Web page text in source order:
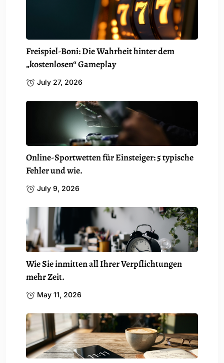
Freispiel-Boni: Die Wahrheit hinter dem
„kostenlosen“ Gameplay
July 27, 2026
Online-Sportwetten für Einsteiger: 5 typische
Fehler und wie.
July 9, 2026
Wie Sie inmitten all Ihrer Verpflichtungen
mehr Zeit.
May 11, 2026